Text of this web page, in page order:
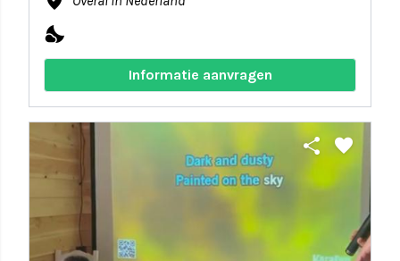
nights_stay
Informatie aanvragen
share favorite